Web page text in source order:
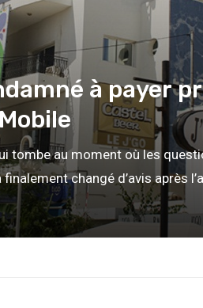
à payer
tombe au moment où les
changé d’avis après